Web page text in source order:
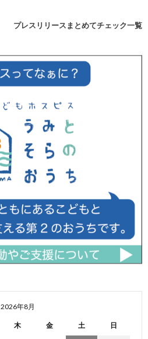
プレスリリースまとめてチェック一覧
2026年8月
木 金 土 日